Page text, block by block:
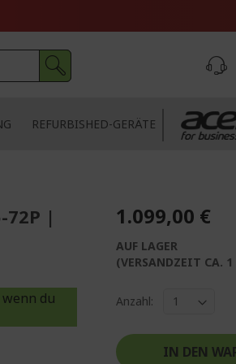
REFURBISHED-GERÄTE
72P |
wenn du
1.099,00 €
AUF LAGER
(VERSANDZEIT CA. 1
Anzahl:
IN DEN